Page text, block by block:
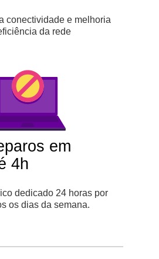
conectividade e melhoria
da rede
em
4h
dedicado 24 horas por
os dias da semana.